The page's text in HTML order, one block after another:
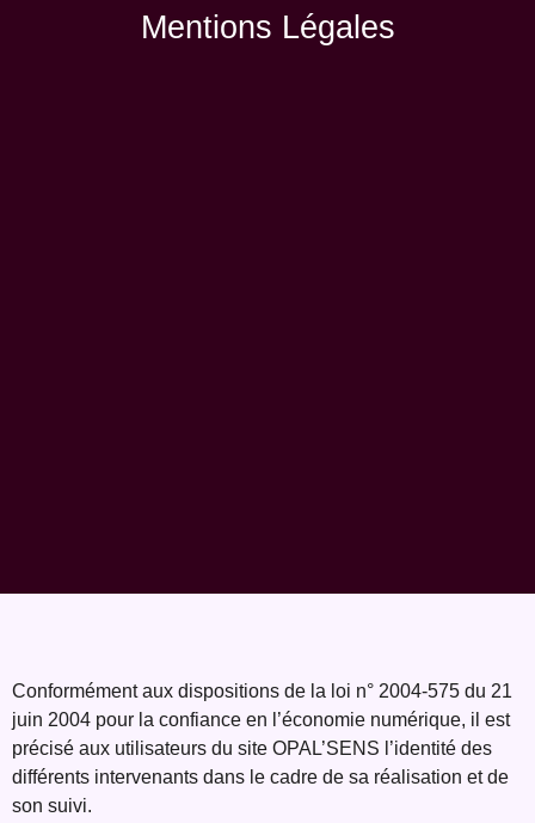
Mentions Légales
Conformément aux dispositions de la loi n° 2004-575 du 21
juin 2004 pour la confiance en l’économie numérique, il est
précisé aux utilisateurs du site OPAL’SENS l’identité des
différents intervenants dans le cadre de sa réalisation et de
son suivi.